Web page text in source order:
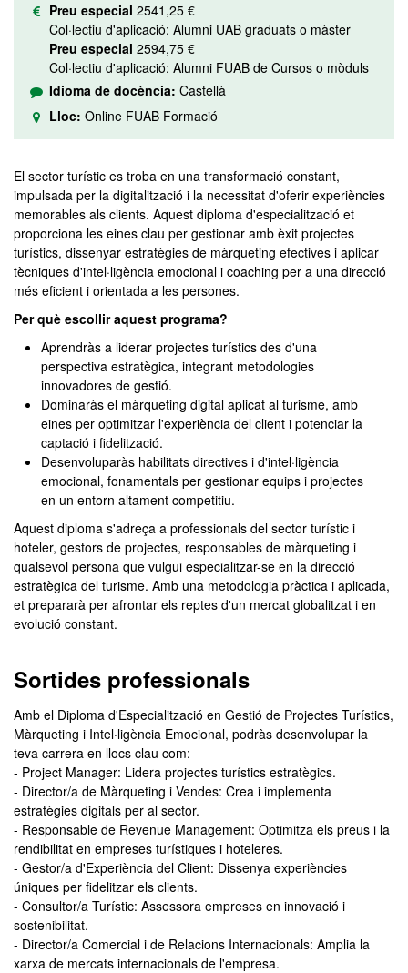
Preu especial 2541,25 €
Col·lectiu d'aplicació: Alumni UAB graduats o màster
Preu especial 2594,75 €
Col·lectiu d'aplicació: Alumni FUAB de Cursos o mòduls
Idioma de docència: Castellà
Lloc: Online FUAB Formació
El sector turístic es troba en una transformació constant,
impulsada per la digitalització i la necessitat d'oferir experiències
memorables als clients. Aquest diploma d'especialització et
proporciona les eines clau per gestionar amb èxit projectes
turístics, dissenyar estratègies de màrqueting efectives i aplicar
tècniques d'intel·ligència emocional i coaching per a una direcció
més eficient i orientada a les persones.
Per què escollir aquest programa?
Aprendràs a liderar projectes turístics des d'una
perspectiva estratègica, integrant metodologies
innovadores de gestió.
Dominaràs el màrqueting digital aplicat al turisme, amb
eines per optimitzar l'experiència del client i potenciar la
captació i fidelització.
Desenvoluparàs habilitats directives i d'intel·ligència
emocional, fonamentals per gestionar equips i projectes
en un entorn altament competitiu.
Aquest diploma s'adreça a professionals del sector turístic i
hoteler, gestors de projectes, responsables de màrqueting i
qualsevol persona que vulgui especialitzar-se en la direcció
estratègica del turisme. Amb una metodologia pràctica i aplicada,
et prepararà per afrontar els reptes d'un mercat globalitzat i en
evolució constant.
Sortides professionals
Amb el Diploma d'Especialització en Gestió de Projectes Turístics,
Màrqueting i Intel·ligència Emocional, podràs desenvolupar la
teva carrera en llocs clau com:
- Project Manager: Lidera projectes turístics estratègics.
- Director/a de Màrqueting i Vendes: Crea i implementa
estratègies digitals per al sector.
- Responsable de Revenue Management: Optimitza els preus i la
rendibilitat en empreses turístiques i hoteleres.
- Gestor/a d'Experiència del Client: Dissenya experiències
úniques per fidelitzar els clients.
- Consultor/a Turístic: Assessora empreses en innovació i
sostenibilitat.
- Director/a Comercial i de Relacions Internacionals: Amplia la
xarxa de mercats internacionals de l'empresa.